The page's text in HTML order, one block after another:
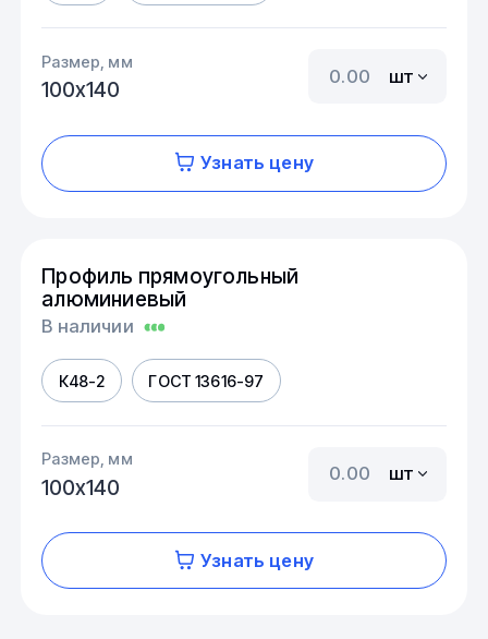
Размер, мм
100х140
шт
Узнать цену
Профиль прямоугольный
алюминиевый
В наличии
К48-2 ГОСТ 13616-97
Размер, мм
100х140
шт
Узнать цену